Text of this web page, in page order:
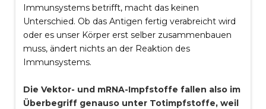
Immunsystems betrifft, macht das keinen
Unterschied. Ob das Antigen fertig verabreicht wird
oder es unser Körper erst selber zusammenbauen
muss, ändert nichts an der Reaktion des
Immunsystems.
Die Vektor- und mRNA-Impfstoffe fallen also im
Überbegriff genauso unter Totimpfstoffe, weil